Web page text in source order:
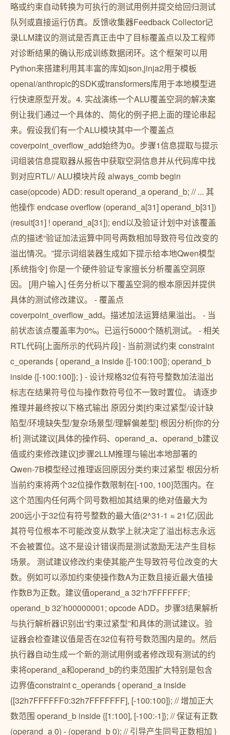
略或约束自动转换为可执行的测试用例并提交给回归测试
队列或直接运行仿真。反馈收集器Feedback Collector记
录LLM建议的测试是否真正击中了目标覆盖点以及工程师
对诊断结果的确认形成训练数据闭环。这个框架可以用
Python来搭建利用其丰富的库如json,jinja2用于模板
openai/anthropic的SDK或transformers库用于本地模型进
行快速原型开发。4. 实战演练一个ALU覆盖空洞的解决案
例让我们通过一个具体的、简化的例子把上面的理论串起
来。假设我们有一个ALU模块其中一个覆盖点
coverpoint_overflow_add始终为0。步骤1信息提取与提示
词组装信息提取器从报告中获取空洞信息并从代码库中找
到对应RTL// ALU模块片段 always_comb begin
case(opcode) ADD: result operand_a operand_b; // ... 其
他操作 endcase overflow (operand_a[31] operand_b[31])
(result[31] ! operand_a[31]); end以及验证计划中对该覆盖
点的描述“验证加法运算中同号两数相加导致符号位改变的
溢出情况。”提示词组装器生成如下提示给本地Qwen模型
[系统指令] 你是一个硬件验证专家擅长分析覆盖空洞原
因。 [用户输入] 任务分析以下覆盖空洞的根本原因并提供
具体的测试修改建议。 - 覆盖点
coverpoint_overflow_add。描述加法运算结果溢出。 - 当
前状态该点覆盖率为0%。已运行5000个随机测试。 - 相关
RTL代码[上面所示的代码片段] - 当前测试约束 constraint
c_operands { operand_a inside {[-100:100]}; operand_b
inside {[-100:100]}; } - 设计规格32位有符号整数加法溢出
标志在结果符号位与操作数符号位不一致时置位。 请逐步
推理并最终按以下格式输出 原因分类[约束过紧型/设计缺
陷型/环境缺失型/复杂场景型/理解偏差型] 根因分析[你的分
析] 测试建议[具体的操作码、operand_a、operand_b建议
值或约束修改建议]步骤2LLM推理与输出本地部署的
Qwen-7B模型经过推理返回原因分类约束过紧型 根因分析
当前约束将两个32位操作数限制在[-100, 100]范围内。在
这个范围内任何两个同号数相加其结果的绝对值最大为
200远小于32位有符号整数的最大值(2^31-1 ≈ 21亿)因此
其符号位根本不可能改变从数学上就决定了溢出标志永远
不会被置位。这不是设计错误而是测试激励无法产生目标
场景。 测试建议修改约束使其能产生导致符号位改变的大
数。例如可以添加约束使操作数A为正数且接近最大值操
作数B为正数。建议值operand_a 32‘h7FFFFFFF;
operand_b 32’h00000001; opcode ADD。步骤3结果解析
与执行解析器识别出“约束过紧型”和具体的测试建议。验
证器会检查建议值是否在32位有符号数范围内是的。然后
执行器自动生成一个新的测试用例或者修改现有测试的约
束将operand_a和operand_b的约束范围扩大特别是包含
边界值constraint c_operands { operand_a inside
{[32h7FFFFFF0:32h7FFFFFFF], [-100:100]}; // 增加正大
数范围 operand_b inside {[1:100], [-100:-1]}; // 保证有正数
(operand_a 0) - (operand_b 0); // 引导产生同号正数相加 }